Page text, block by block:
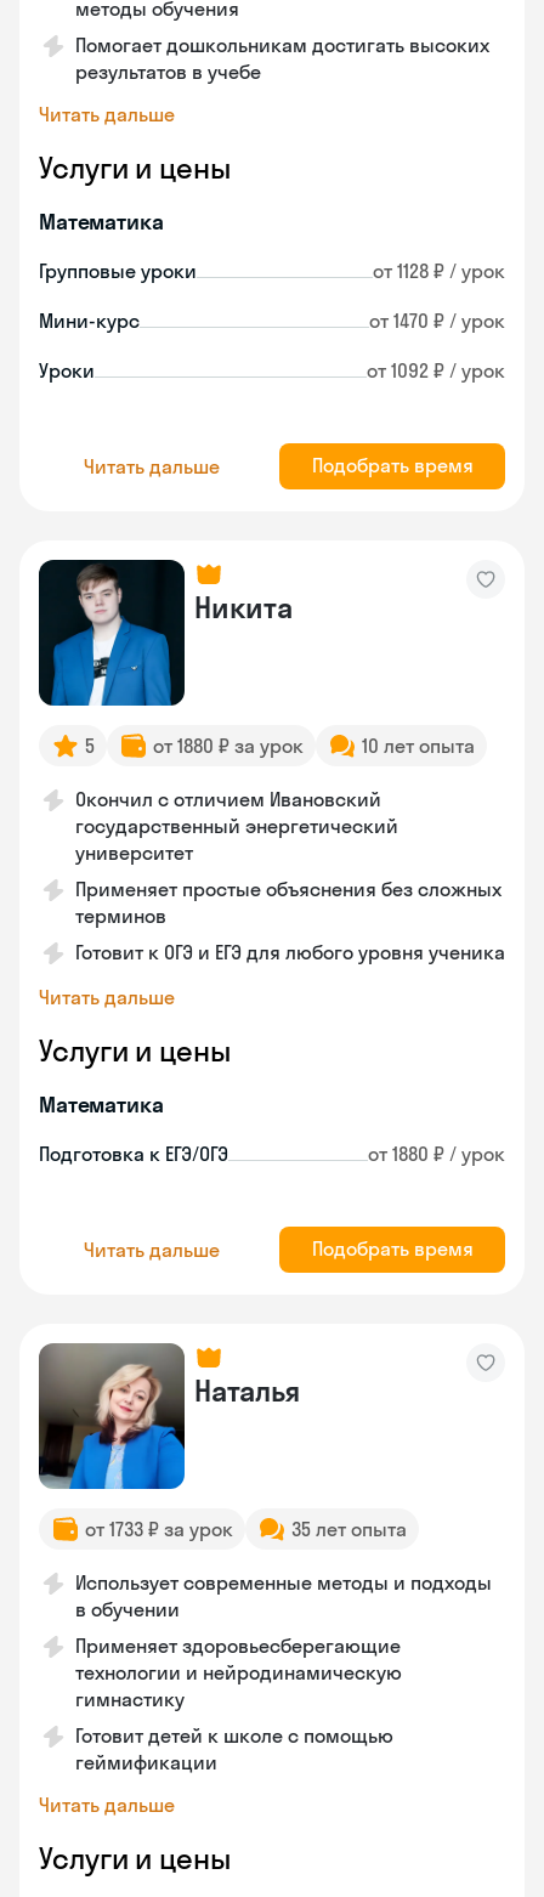
методы обучения
Помогает дошкольникам достигать высоких
результатов в учебе
Читать дальше
Услуги и цены
Математика
Групповые уроки от 1128 ₽ / урок
Мини-курс от 1470 ₽ / урок
Уроки от 1092 ₽ / урок
Читать дальше Подобрать время
Никита
5 от 1880 ₽ за урок 10 лет опыта
Окончил с отличием Ивановский
государственный энергетический
университет
Применяет простые объяснения без сложных
терминов
Готовит к ОГЭ и ЕГЭ для любого уровня ученика
Читать дальше
Услуги и цены
Математика
Подготовка к ЕГЭ/ОГЭ от 1880 ₽ / урок
Читать дальше Подобрать время
Наталья
от 1733 ₽ за урок 35 лет опыта
Использует современные методы и подходы
в обучении
Применяет здоровьесберегающие
технологии и нейродинамическую
гимнастику
Готовит детей к школе с помощью
геймификации
Читать дальше
Услуги и цены